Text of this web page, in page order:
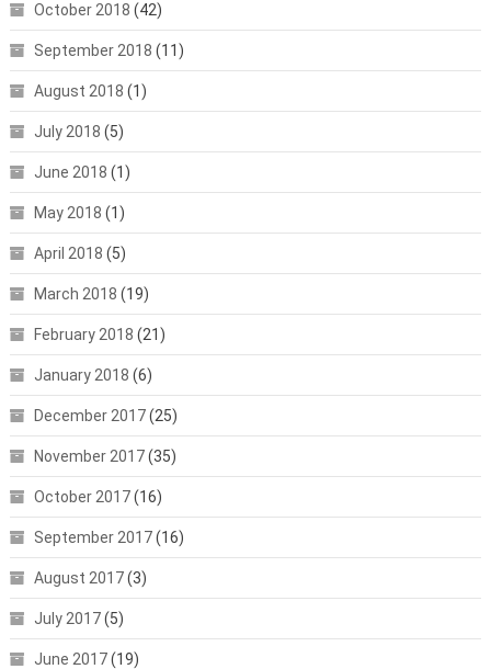
October 2018 (42)
September 2018 (11)
August 2018 (1)
July 2018 (5)
June 2018 (1)
May 2018 (1)
April 2018 (5)
March 2018 (19)
February 2018 (21)
January 2018 (6)
December 2017(25)
November 2017(35)
October 2017(16)
September 2017(16)
August 2017(3)
July 2017(5)
June 2017(19)